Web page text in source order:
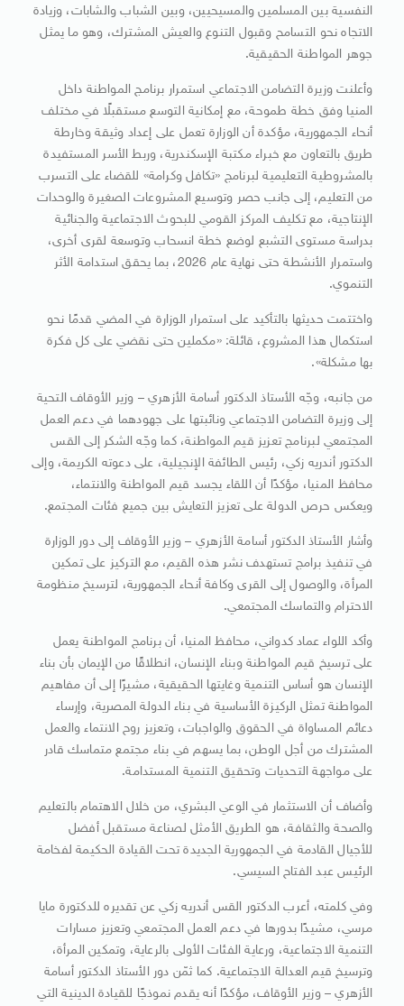
النفسية بين المسلمين والمسيحيين، وبين الشباب والشابات، وزيادة
الاتجاه نحو التسامح وقبول التنوع والعيش المشترك، وهو ما يمثل
جوهر المواطنة الحقيقية.
وأعلنت وزيرة التضامن الاجتماعي استمرار برنامج المواطنة داخل
المنيا وفق خطة طموحة، مع إمكانية التوسع مستقبلًا في مختلف
أنحاء الجمهورية، مؤكدة أن الوزارة تعمل على إعداد وثيقة وخارطة
طريق بالتعاون مع خبراء مكتبة الإسكندرية، وربط الأسر المستفيدة
بالمشروطية التعليمية لبرنامج «تكافل وكرامة» للقضاء على التسرب
من التعليم، إلى جانب حصر وتوسيع المشروعات الصغيرة والوحدات
الإنتاجية، مع تكليف المركز القومي للبحوث الاجتماعية والجنائية
بدراسة مستوى التشبع لوضع خطة انسحاب وتوسعة لقرى أخرى،
واستمرار الأنشطة حتى نهاية عام 2026، بما يحقق استدامة الأثر
التنموي.
واختتمت حديثها بالتأكيد على استمرار الوزارة في المضي قدمًا نحو
استكمال هذا المشروع، قائلة: «مكملين حتى نقضي على كل فكرة
بها مشكلة».
من جانبه، وجّه الأستاذ الدكتور أسامة الأزهري – وزير الأوقاف التحية
إلى وزيرة التضامن الاجتماعي ونائبتها على جهودهما في دعم العمل
المجتمعي لبرنامج تعزيز قيم المواطنة، كما وجّه الشكر إلى القس
الدكتور أندريه زكي، رئيس الطائفة الإنجيلية، على دعوته الكريمة، وإلى
محافظ المنيا، مؤكدًا أن اللقاء يجسد قيم المواطنة والانتماء،
ويعكس حرص الدولة على تعزيز التعايش بين جميع فئات المجتمع.
وأشار الأستاذ الدكتور أسامة الأزهري – وزير الأوقاف إلى دور الوزارة
في تنفيذ برامج تستهدف نشر هذه القيم، مع التركيز على تمكين
المرأة، والوصول إلى القرى وكافة أنحاء الجمهورية، لترسيخ منظومة
الاحترام والتماسك المجتمعي.
وأكد اللواء عماد كدواني، محافظ المنيا، أن برنامج المواطنة يعمل
على ترسيخ قيم المواطنة وبناء الإنسان، انطلاقًا من الإيمان بأن بناء
الإنسان هو أساس التنمية وغايتها الحقيقية، مشيرًا إلى أن مفاهيم
المواطنة تمثل الركيزة الأساسية في بناء الدولة المصرية، وإرساء
دعائم المساواة في الحقوق والواجبات، وتعزيز روح الانتماء والعمل
المشترك من أجل الوطن، بما يسهم في بناء مجتمع متماسك قادر
على مواجهة التحديات وتحقيق التنمية المستدامة.
وأضاف أن الاستثمار في الوعي البشري، من خلال الاهتمام بالتعليم
والصحة والثقافة، هو الطريق الأمثل لصناعة مستقبل أفضل
للأجيال القادمة في الجمهورية الجديدة تحت القيادة الحكيمة لفخامة
الرئيس عبد الفتاح السيسي.
وفي كلمته، أعرب الدكتور القس أندريه زكي عن تقديره للدكتورة مايا
مرسي، مشيدًا بدورها في دعم العمل المجتمعي وتعزيز مسارات
التنمية الاجتماعية، ورعاية الفئات الأولى بالرعاية، وتمكين المرأة،
وترسيخ قيم العدالة الاجتماعية. كما ثمّن دور الأستاذ الدكتور أسامة
الأزهري – وزير الأوقاف، مؤكدًا أنه يقدم نموذجًا للقيادة الدينية التي